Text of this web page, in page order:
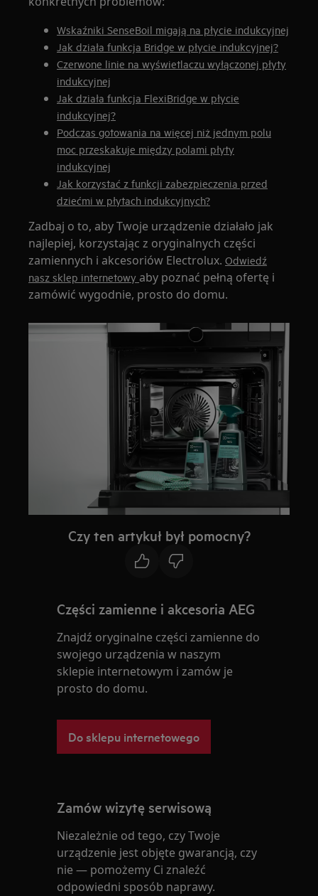
Wskaźniki SenseBoil migają na płycie indukcyjnej
Jak działa funkcja Bridge w płycie indukcyjnej?
Czerwone linie na wyświetlaczu wyłączonej płyty
indukcyjnej
Jak działa funkcja FlexiBridge w płycie
indukcyjnej?
Podczas gotowania na więcej niż jednym polu
moc przeskakuje między polami płyty
indukcyjnej
Jak korzystać z funkcji zabezpieczenia przed
dziećmi w płytach indukcyjnych?
Zadbaj o to, aby Twoje urządzenie działało jak
najlepiej, korzystając z oryginalnych części
zamiennych i akcesoriów Electrolux.Odwiedź
nasz sklep internetowyaby poznać pełną ofertę i
zamówić wygodnie, prosto do domu.
Czy ten artykuł był pomocny?
Części zamienne i akcesoria AEG
Znajdź oryginalne części zamienne do
swojego urządzenia w naszym
sklepie internetowym i zamów je
prosto do domu.
Do sklepu internetowego
Zamów wizytę serwisową
Niezależnie od tego, czy Twoje
urządzenie jest objęte gwarancją, czy
nie — pomożemy Ci znaleźć
odpowiedni sposób naprawy.